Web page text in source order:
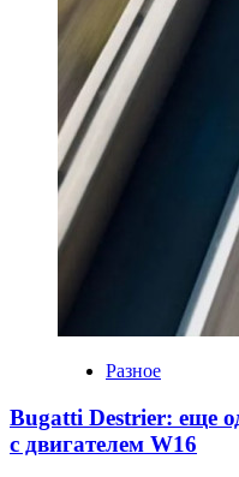
Разное
Bugatti Destrier: еще
с двигателем W16